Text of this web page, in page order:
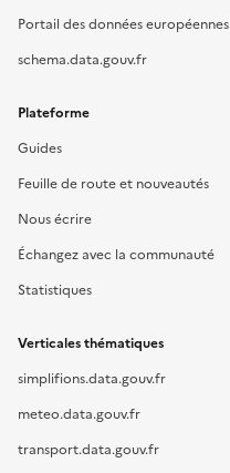
Portail des données européennes
schema.data.gouv.fr
Plateforme
Guides
Feuille de route et nouveautés
Nous écrire
Échangez avec la communauté
Statistiques
Verticales thématiques
simplifions.data.gouv.fr
meteo.data.gouv.fr
transport.data.gouv.fr